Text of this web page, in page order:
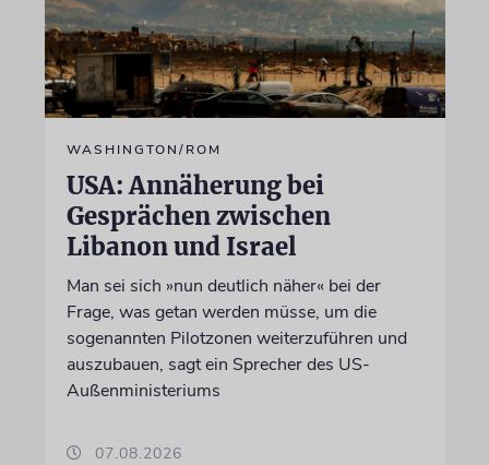
WASHINGTON/ROM
USA: Annäherung bei
Gesprächen zwischen
Libanon und Israel
Man sei sich »nun deutlich näher« bei der
Frage, was getan werden müsse, um die
sogenannten Pilotzonen weiterzuführen und
auszubauen, sagt ein Sprecher des US-
Außenministeriums
07.08.2026